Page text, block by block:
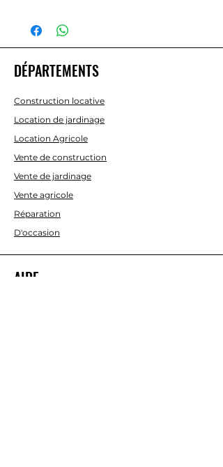
70CM
POIDS: 80KG
PRODUCTION
DÉPARTEMENTS
Construction locative
Location de jardinage
Location Agricole
Vente de construction
Vente de jardinage
Vente agricole
Réparation
D'occasion
AIDE